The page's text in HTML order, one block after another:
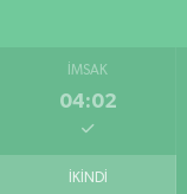
İMSAK
04:02
İKINDI